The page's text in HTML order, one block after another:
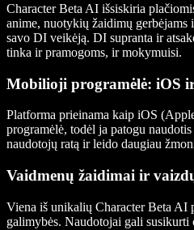
Character Beta AI išsiskiria
anime, nuotykių žaidimų gerbėjams
savo DI veikėją. DI supranta ir
tinka ir pramogoms, ir mokymuisi.
Mobilioji programėlė: iOS
Platforma prieinama kaip iOS
programėlė, todėl ja patogu
naudotojų ratą ir leido daugiau
Vaidmenų žaidimai ir
Viena iš unikalių Character Beta AI
galimybės. Naudotojai gali